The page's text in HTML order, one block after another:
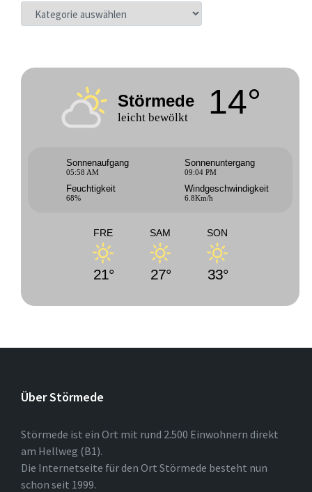
KATEGORIEN
Störmede
leicht bewölkt 14°
Sonnenaufgang
05:58 AM
Sonnenuntergang
09:04 PM
Feuchtigkeit
68%
Windgeschwindigkeit
6.8Km/h
FRE
21°
SAM
27°
SON
33°
Über Störmede
Störmede ist ein Ort mit rund 2.500 Einwohnern direkt
am Hellweg (B1).
Die Internetseite für den Ort Störmede besteht nun
schon seit 1999.